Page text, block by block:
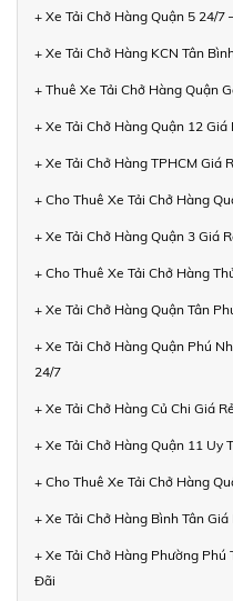
+ Xe Tải Chở Hàng Quận 5 24/
+ Xe Tải Chở Hàng KCN Tân
+ Thuê Xe Tải Chở Hàng Quận
+ Xe Tải Chở Hàng Quận 12
+ Xe Tải Chở Hàng TPHCM Giá
+ Cho Thuê Xe Tải Chở Hàng
+ Xe Tải Chở Hàng Quận 3 Giá
+ Cho Thuê Xe Tải Chở Hàng
+ Xe Tải Chở Hàng Quận Tân
+ Xe Tải Chở Hàng Quận Phú
24/7
+ Xe Tải Chở Hàng Củ Chi Giá
+ Xe Tải Chở Hàng Quận 11 Uy
+ Cho Thuê Xe Tải Chở Hàng
+ Xe Tải Chở Hàng Bình Tân
+ Xe Tải Chở Hàng Phường
Đãi